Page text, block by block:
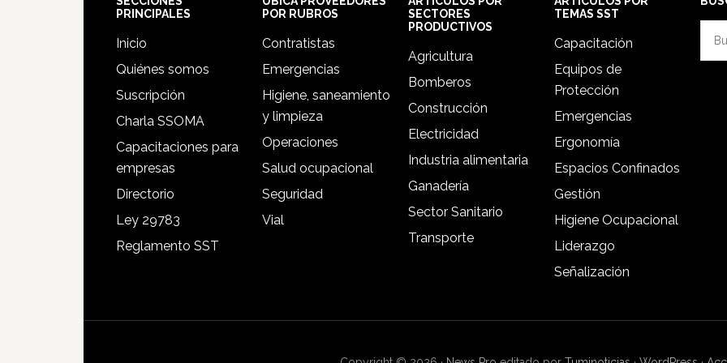
Footer
PRINCIPALES
Inicio
Quiénes somos
Suscripción
Charla SSOMA
Capacitaciones para
empresas
Directorio
Ley 29783
Reglamento SST
POR RUBROS
Contratistas
Emergencias
Higiene, saneamiento
y limpieza
Operaciones
Salud ocupacional
Seguridad
Vial
SECTORES
PRODUCTIVOS
Agricultura
Bomberos
Construcción
Electricidad
Industria alimentaria
Ganadería
Sector Sanitario
Transporte
TEMAS SST
Capacitación
Equipos de
Protección
Emergencias
Ergonomía
Espacios Confinados
Gestión
Higiene Ocupacional
Liderazgo
Señalización